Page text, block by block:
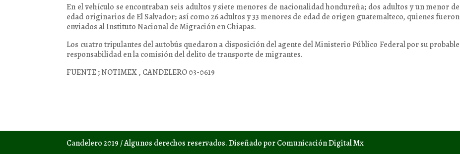
En el vehículo se encontraban seis adultos y siete menores de nacionalidad hondureña; dos adultos y un menor de
edad originarios de El Salvador; así como 26 adultos y 33 menores de edad de origen guatemalteco, quienes fueron
enviados al Instituto Nacional de Migración en Chiapas.
Los cuatro tripulantes del autobús quedaron a disposición del agente del Ministerio Público Federal por su probable
responsabilidad en la comisión del delito de transporte de migrantes.
FUENTE ; NOTIMEX , CANDELERO 03-0619
Candelero 2019 / Algunos derechos reservados. Diseñado por Comunicación Digital Mx